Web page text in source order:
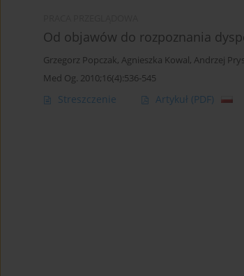
Od objawów do rozpoznania
Grzegorz Popczak, Agnieszka Kowal, Andrzej
Med Og. 2010;16(4):536-545
Streszczenie Artykuł (PDF)